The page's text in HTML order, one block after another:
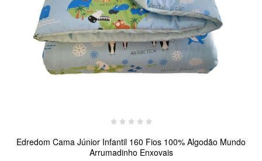
Edredom Cama Júnior Infantil 160 Fios 100% Algodão Mundo
Arrumadinho Enxovais